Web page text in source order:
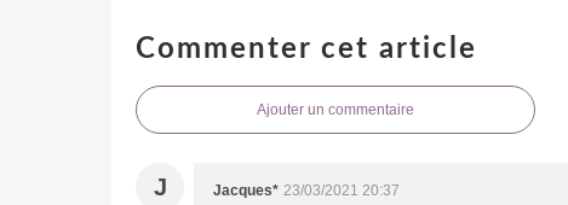
Commenter cet article
Ajouter un commentaire
J Jacques* 23/03/2021 20:37